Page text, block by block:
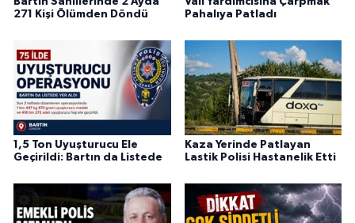
271 Kişi Ölümden Döndü
Pahalıya Patladı
1,5 Ton Uyuşturucu Ele
Geçirildi: Bartın da Listede
Kaza Yerinde Patlayan
Lastik Polisi Hastanelik Etti